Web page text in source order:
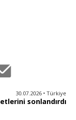
30.07.2026 • Türkiye
sonlandırdı